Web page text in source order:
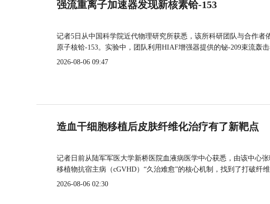
强流重离子加速器发现新核素铪-153
记者5日从中国科学院近代物理研究所获悉，该所科研团队与合作
原子核铪-153。实验中，团队利用HIAF增强器提供的铋-209束流轰
2026-08-06 09:47
造血干细胞移植后皮肤纤维化治疗有了新靶点
记者日前从陆军军医大学新桥医院血液病医学中心获悉，由该中心
移植物抗宿主病（cGVHD）“久治难愈”的核心机制，找到了打破纤维
2026-08-06 02:30